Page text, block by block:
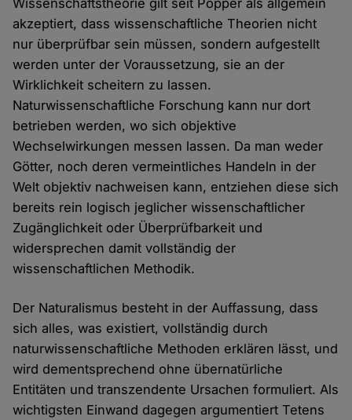
akzeptiert, dass wissenschaftliche Theorien nicht
nur überprüfbar sein müssen, sondern aufgestellt
werden unter der Voraussetzung, sie an der
Wirklichkeit scheitern zu lassen.
Naturwissenschaftliche Forschung kann nur dort
betrieben werden, wo sich objektive
Wechselwirkungen messen lassen. Da man weder
Götter, noch deren vermeintliches Handeln in der
Welt objektiv nachweisen kann, entziehen diese sich
bereits rein logisch jeglicher wissenschaftlicher
Zugänglichkeit oder Überprüfbarkeit und
widersprechen damit vollständig der
wissenschaftlichen Methodik.
Der Naturalismus besteht in der Auffassung, dass
sich alles, was existiert, vollständig durch
naturwissenschaftliche Methoden erklären lässt, und
wird dementsprechend ohne übernatürliche
Entitäten und transzendente Ursachen formuliert. Als
wichtigsten Einwand dagegen argumentiert Tetens